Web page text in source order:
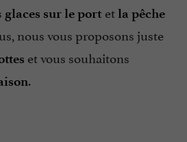
glaces sur le port etla pêche
nous vous proposons juste
et vous souhaitons
.